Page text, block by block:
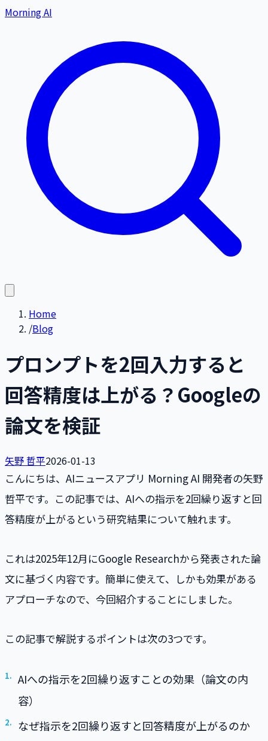
Morning AI
Home
/Blog
プロンプトを2回入力すると
回答精度は上がる？Googleの
論文を検証
矢野 哲平2026-01-13
こんにちは、AIニュースアプリ Morning AI 開発者の矢野
哲平です。この記事では、AIへの指示を2回繰り返すと回
答精度が上がるという研究結果について触れます。
これは2025年12月にGoogle Researchから発表された論
文に基づく内容です。簡単に使えて、しかも効果がある
アプローチなので、今回紹介することにしました。
この記事で解説するポイントは次の3つです。
AIへの指示を2回繰り返すことの効果（論文の内
容）
なぜ指示を2回繰り返すと回答精度が上がるのか